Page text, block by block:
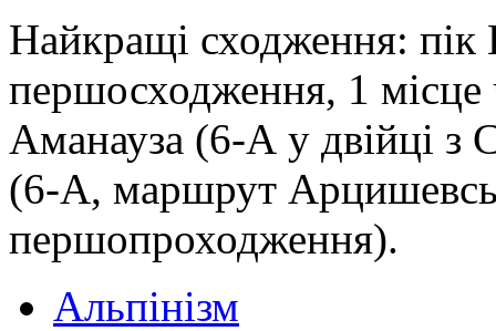
Найкращі сходження: пік
першосходження, 1
Аманауза (6-А у двійці
(6-А, маршрут
першопроходження).
Альпінізм